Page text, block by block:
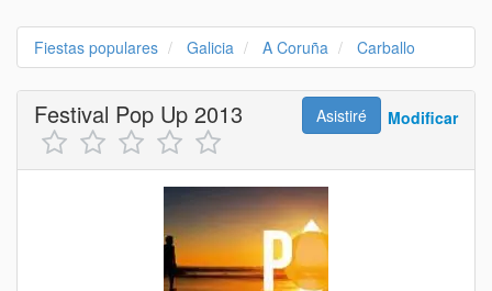
Fiestas populares Galicia A Coruña Carballo
Asistiré Modificar
Festival Pop Up 2013